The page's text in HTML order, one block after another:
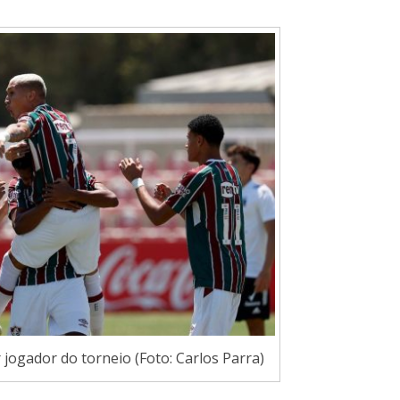
do torneio (Foto: Carlos Parra)